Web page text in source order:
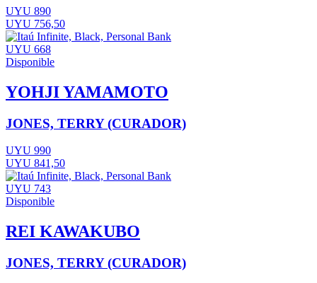
UYU 890
UYU 756,50
UYU 668
Disponible
YOHJI YAMAMOTO
JONES, TERRY (CURADOR)
UYU 990
UYU 841,50
UYU 743
Disponible
REI KAWAKUBO
JONES, TERRY (CURADOR)